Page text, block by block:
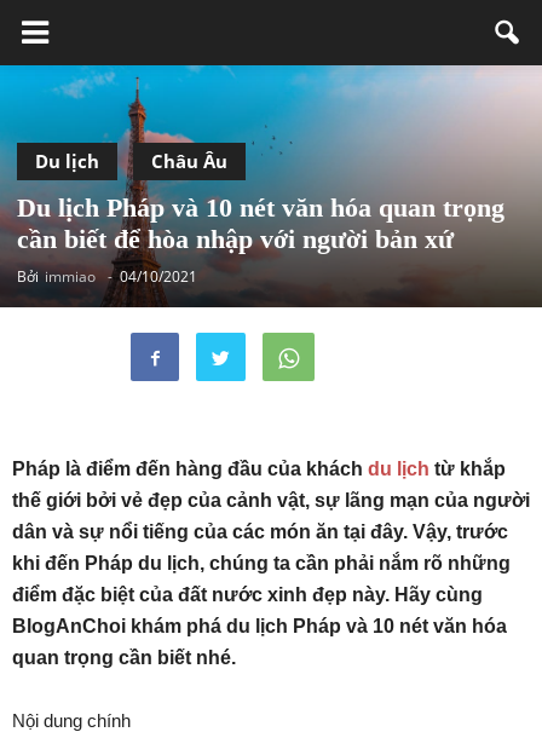
Du lịch Châu Âu
Du lịch Pháp và 10 nét văn hóa quan trọng
cần biết để hòa nhập với người bản xứ
Bởiimmiao - 04/10/2021
Pháp là điểm đến hàng đầu của khách du lịch từ khắp
thế giới bởi vẻ đẹp của cảnh vật, sự lãng mạn của người
dân và sự nổi tiếng của các món ăn tại đây. Vậy, trước
khi đến Pháp du lịch, chúng ta cần phải nắm rõ những
điểm đặc biệt của đất nước xinh đẹp này. Hãy cùng
BlogAnChoi khám phá du lịch Pháp và 10 nét văn hóa
quan trọng cần biết nhé.
Nội dung chính